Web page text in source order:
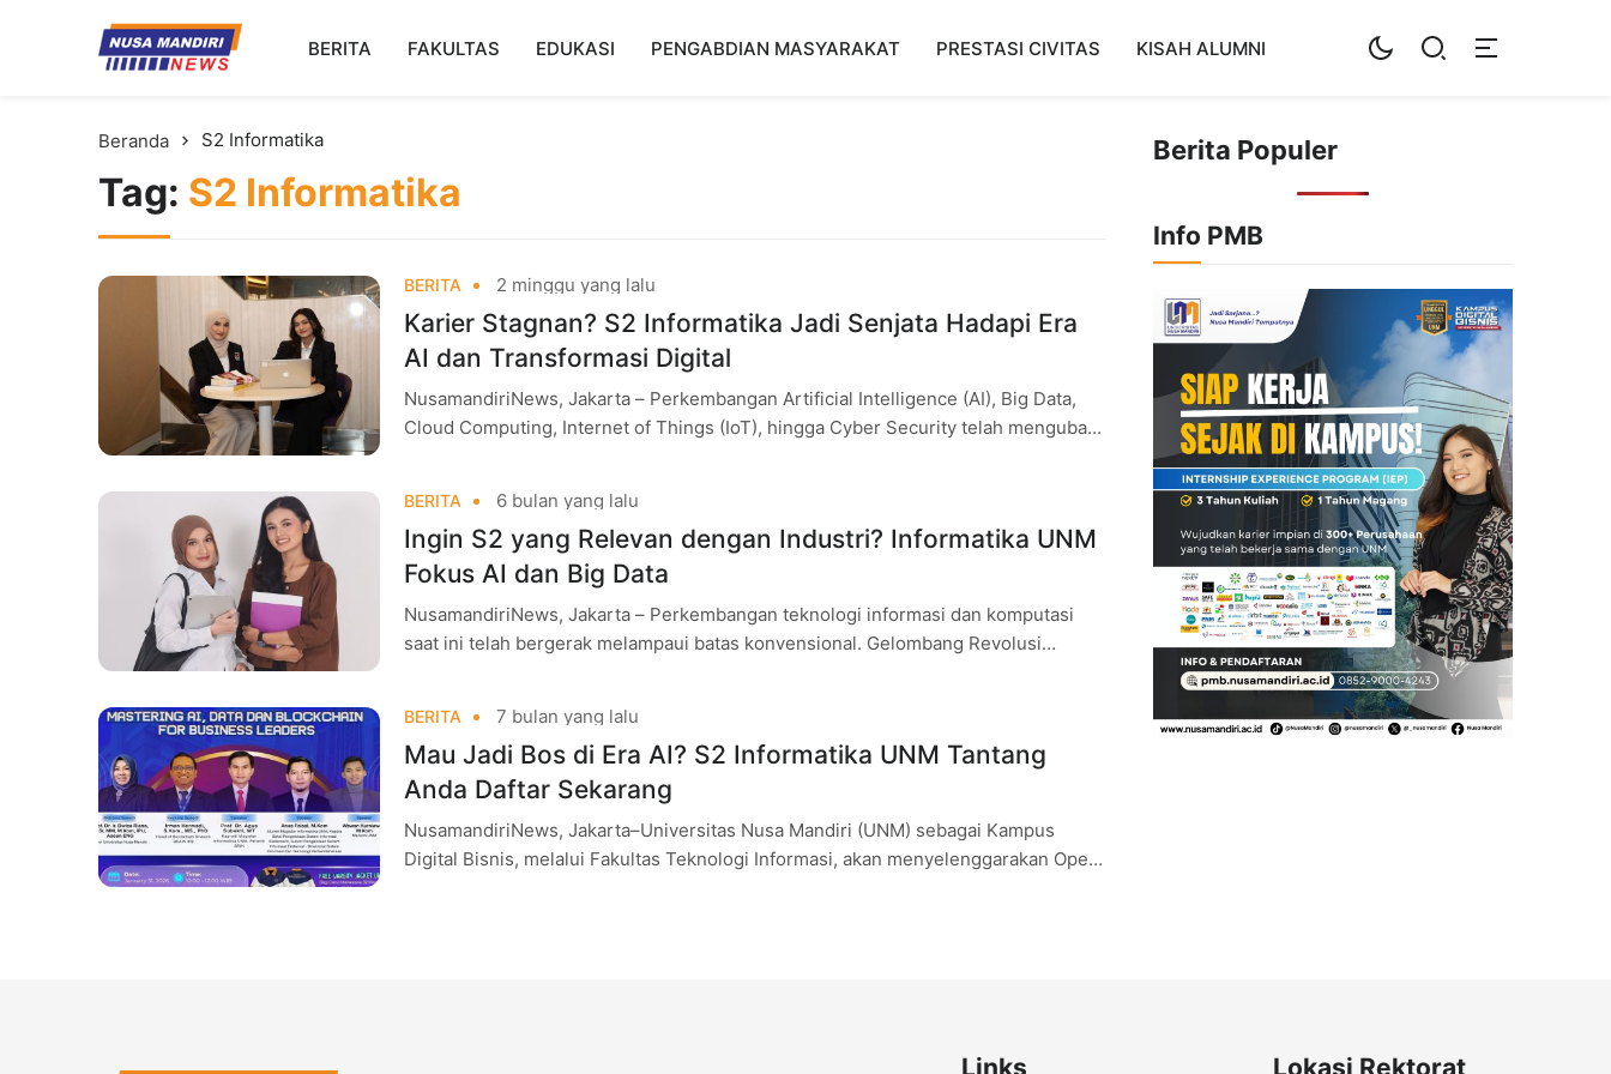
Kampus Digital Bisnis
Universitas Nusa Mandiri
BERITA FAKULTAS EDUKASI PENGABDIAN MASYARAKAT PRESTASI CIVITAS KISAH ALUMNI
Beranda S2 Informatika
Tag: S2 Informatika
BERITA 2 minggu yang lalu
Karier Stagnan? S2 Informatika Jadi Senjata Hadapi Era
AI dan Transformasi Digital
NusamandiriNews, Jakarta – Perkembangan Artificial Intelligence (AI), Big Data,
Cloud Computing, Internet of Things (IoT), hingga Cyber Security telah mengubah
BERITA 6 bulan yang lalu
Ingin S2 yang Relevan dengan Industri? Informatika UNM
Fokus AI dan Big Data
NusamandiriNews, Jakarta – Perkembangan teknologi informasi dan komputasi
saat ini telah bergerak melampaui batas konvensional. Gelombang Revolusi
BERITA 7 bulan yang lalu
Mau Jadi Bos di Era AI? S2 Informatika UNM Tantang
Anda Daftar Sekarang
NusamandiriNews, Jakarta–Universitas Nusa Mandiri (UNM) sebagai Kampus
Digital Bisnis, melalui Fakultas Teknologi Informasi, akan menyelenggarakan Open
Berita Populer
Info PMB
Links Lokasi Rektorat